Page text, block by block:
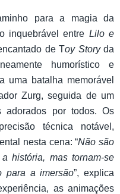
para a magia da
inquebrável entre Lilo e
de Toy Storyda
humorístico e
uma batalha memorável
Zurg, seguida de um
adorados por todos. Os
técnica notável,
nesta cena: “Não são
história, mas tornam-se
para a imersão”, explica
as animações